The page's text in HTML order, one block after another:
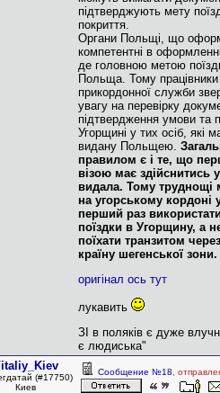
підтверджують мету
покриття.
Органи Польщі, що
компетентні в
де головною метою
Польща. Тому працівники
прикордонної служби
увагу на перевірку
підтвердження умови та
Угорщині у тих осіб, які
видану Польщею.
правилом є і те, що
візою має здійснитись у
видала. Тому труднощі
на угорському кордоні
перший раз
поїздки в Угорщину, а
поїхати транзитом
країну шегенської зони.
оригінал ось тут
лукавить
ЗІ в поляків є дуже
є людиська"
(#17750)
Киев
Сообщение №18 ,